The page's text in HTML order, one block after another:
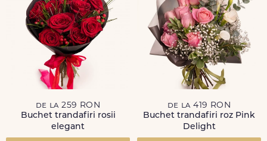
de la 259 RON
Buchet trandafiri rosii
elegant
de la 419 RON
Buchet trandafiri roz Pink
Delight